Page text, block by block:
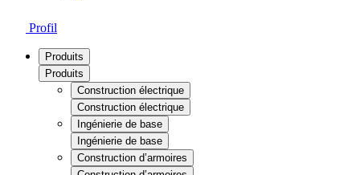
Profil
Produits
Produits
Construction électrique
Construction électrique
Ingénierie de base
Ingénierie de base
Construction d’armoires